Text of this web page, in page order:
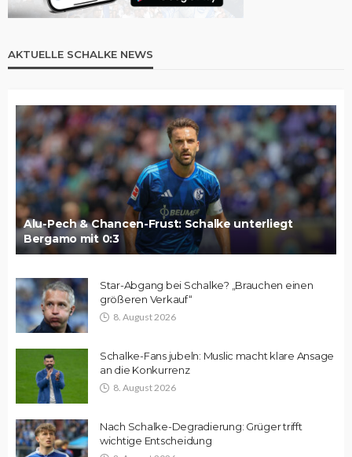
AKTUELLE SCHALKE NEWS
Alu-Pech & Chancen-Frust: Schalke unterliegt
Bergamo mit 0:3
Star-Abgang bei Schalke? „Brauchen einen
größeren Verkauf“
8. August 2026
Schalke-Fans jubeln: Muslic macht klare Ansage
an die Konkurrenz
8. August 2026
Nach Schalke-Degradierung: Grüger trifft
wichtige Entscheidung